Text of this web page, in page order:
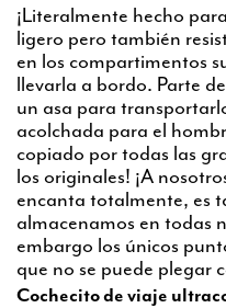
¡Literalmente hecho
ligero pero también
en los compartimentos
llevarla a bordo. Parte
un asa para
acolchada para el
copiado por todas las
los originales! ¡A
encanta totalmente, es
almacenamos en todas
embargo los únicos
que no se puede plegar
Cochecito de viaje